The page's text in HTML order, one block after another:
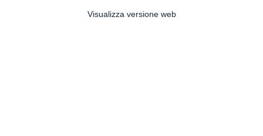
Visualizza versione web